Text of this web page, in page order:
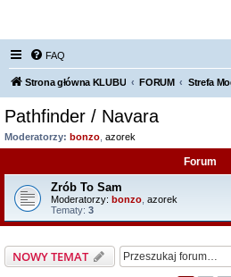
FAQ
Strona główna KLUBU FORUM Strefa
Pathfinder / Navara
Moderatorzy: bonzo azorek
Forum
Zrób To Sam
Moderatorzy: bonzo azorek
Tematy: 3
NOWY TEMAT